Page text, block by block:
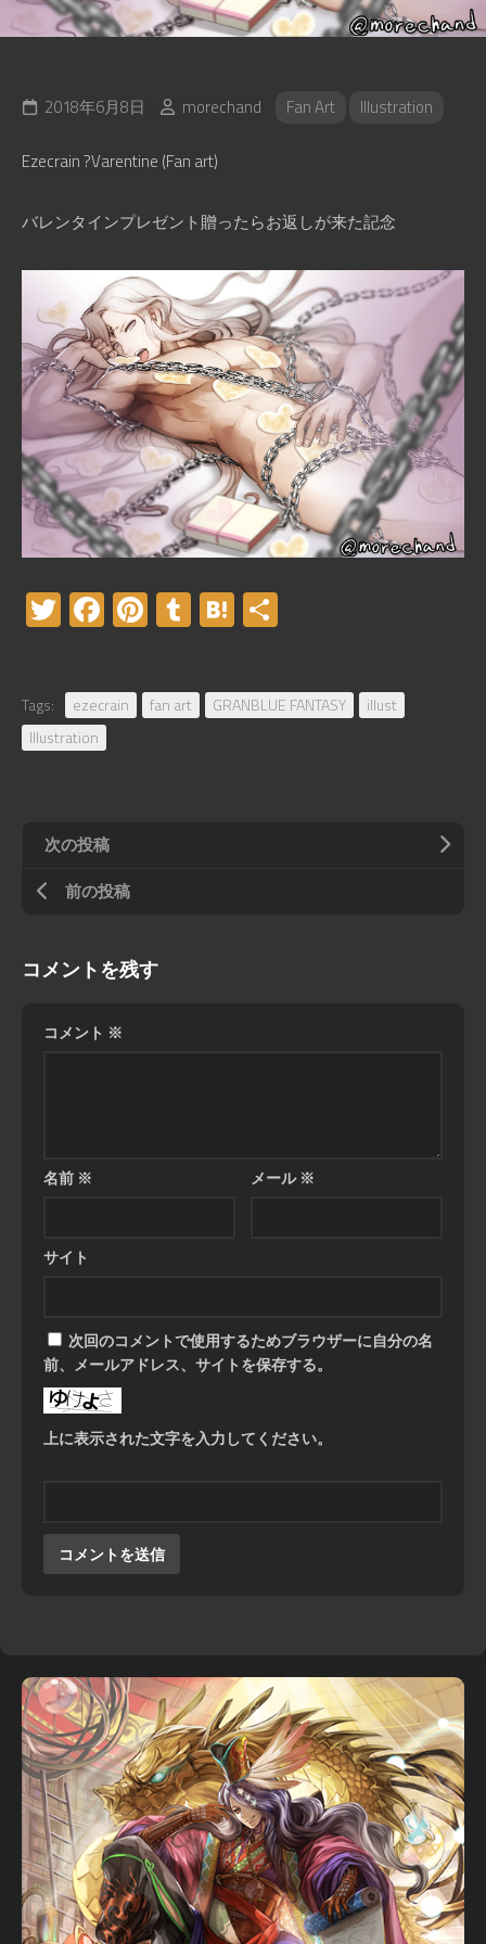
2018年6月8日 morechand Fan Art Illustration
Ezecrain ?Varentine (Fan art)
バレンタインプレゼント贈ったらお返しが来た記念
Twitter
Facebook
Pinterest
TumblrHatena
Tags: ezecrain fan art GRANBLUE FANTASY
illust
Illustration
次の投稿
前の投稿
コメントを残す
コメント ※
名前 ※ メール※
サイト
次回のコメントで使用するためブラウザーに自分の名
前、メールアドレス、サイトを保存する。
上に表示された文字を入力してください。